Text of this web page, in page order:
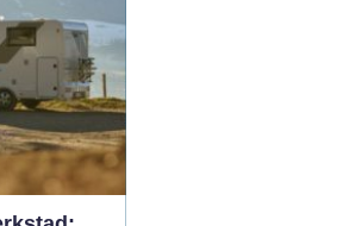
vara mer
Golvet
trafi...